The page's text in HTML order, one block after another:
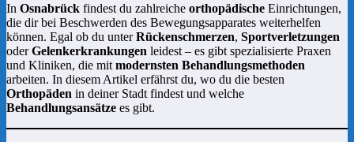
In Osnabrück findest du zahlreiche orthopädische Einrichtungen,
die dir bei Beschwerden des Bewegungsapparates weiterhelfen
können. Egal ob du unterRückenschmerzen, Sportverletzungen
oderGelenkerkrankungen leidest – es gibt spezialisierte Praxen
und Kliniken, die mit modernsten Behandlungsmethoden
arbeiten. In diesem Artikel erfährst du, wo du die besten
Orthopäden in deiner Stadt findest und welche
Behandlungsansätze es gibt.